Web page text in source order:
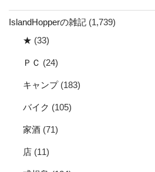
IslandHopperの雑記 (1,739)
★ (33)
ＰＣ (24)
キャンプ(183)
バイク (105)
家酒 (71)
店 (11)